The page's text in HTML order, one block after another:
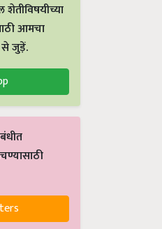
आमचा
से जुड़ें.